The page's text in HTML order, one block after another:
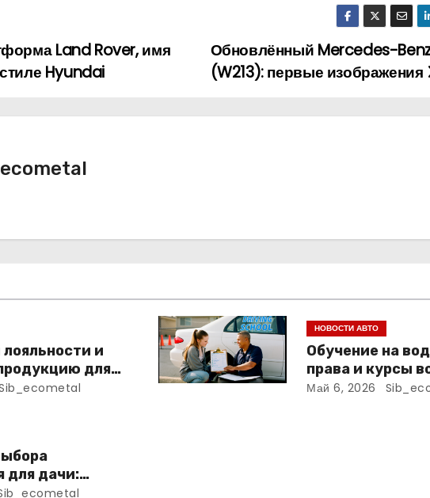
Обновлённый Mercedes-
(W213): первые изображения
Land Rover, имя
Hyundai
и
для
и
НОВОСТИ АВТО
Обучение на
права и курсы
программа,
Май 6, 2026
для дачи: